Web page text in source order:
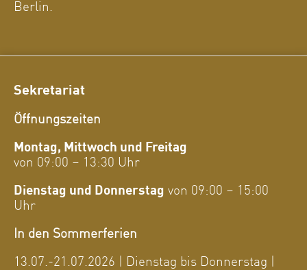
Berlin.
Sekretariat
Öffnungszeiten
Montag, Mittwoch und Freitag
von 09:00 – 13:30 Uhr
Dienstag und Donnerstag von 09:00 – 15:00
Uhr
In den Sommerferien
13.07.-21.07.2026 | Dienstag bis Donnerstag |